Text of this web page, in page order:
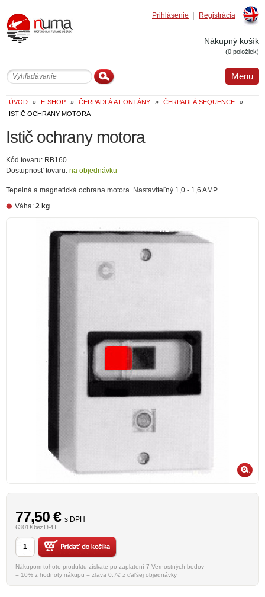
Registrácia
Prihlásenie
Nákupný košík
(0 položiek)
Menu
ÚVOD » E-SHOP » ČERPADLÁ A FONTÁNY » ČERPADLÁ SEQUENCE
»
ISTIČ OCHRANY MOTORA
Istič ochrany motora
Kód tovaru: RB160
Dostupnosť tovaru: na objednávku
Tepelná a magnetická ochrana motora. Nastaviteľný 1,0 - 1,6 AMP
Váha: 2 kg
77,50 € s DPH
63,01 € bez DPH
Nákupom tohoto produktu získate po zaplatení 7 Vernostných bodov
= 10% z hodnoty nákupu = zľava 0.7€ z ďaľšej objednávky